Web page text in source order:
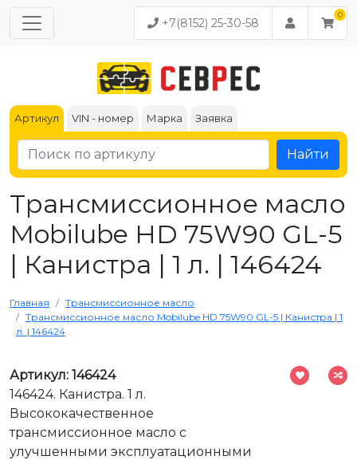
+7(8152) 25-30-58
Артикул VIN - номер Марка Заявка
Найти
Трансмиссионное масло
Mobilube HD 75W90 GL-5
| Канистра | 1 л. | 146424
Главная
Трансмиссионное масло
Трансмиссионное масло Mobilube HD 75W90 GL-5 | Канистра | 1
л. | 146424
Артикул: 146424
146424. Канистра. 1 л.
Высококачественное
трансмиссионное масло с
улучшенными эксплуатационными